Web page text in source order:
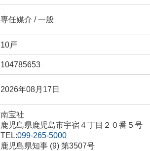
専任媒介 / 一般
10戸
104785653
2026年08月17日
南宝社
鹿児島県鹿児島市宇宿４丁目２０番５号
TEL:099-265-5000
鹿児島県知事 (9) 第3507号